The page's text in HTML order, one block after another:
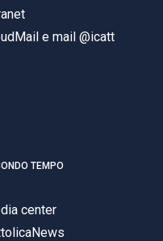
e mail @icatt
TEMPO
center